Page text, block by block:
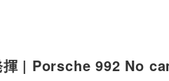
揮 | Porsche 992 No